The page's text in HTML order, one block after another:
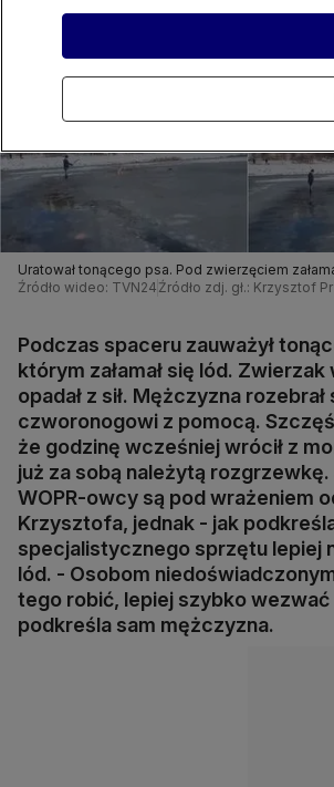
Uratował tonącego psa. Pod zwierzęciem
Źródło wideo: TVN24 Źródło zdj. gł.: Krzysztof
Podczas spaceru zauważył
którym załamał się lód. Zwierzak
opadał z sił. Mężczyzna rozebrał
czworonogowi z pomocą.
że godzinę wcześniej wrócił z
już za sobą należytą
WOPR-owcy są pod wrażeniem
Krzysztofa, jednak - jak
specjalistycznego sprzętu lepiej
lód. - Osobom
tego robić, lepiej szybko wezwać
podkreśla sam mężczyzna.